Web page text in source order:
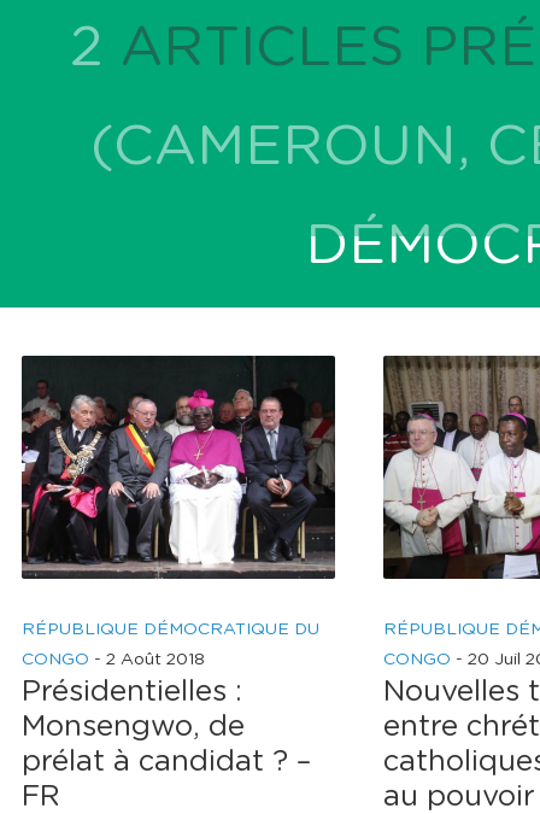
2 ARTICLES
(CAMEROUN,
RÉPUBLIQUE DÉMOCRATIQUE DU
CONGO - 2 Août 2018
Présidentielles :
Monsengwo, de
prélat à candidat ? –
FR
RÉPUBLIQUE
CONGO - 20 Juil
Nouvelles
entre
au pouvoir